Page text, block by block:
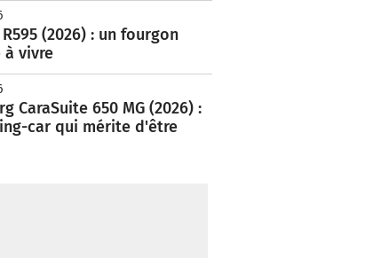
(2026) : un fourgon
à vivre
CaraSuite 650 MG (2026) :
car qui mérite d'être